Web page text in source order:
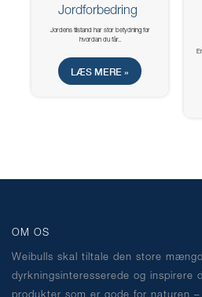
Jordforbedring
Jordens tilstand har stor betydning for
hvordan du får..
LÆS MERE »
OM OS
Weibulls skal tiltale den store
dyrkningsinteresserede og inspirere